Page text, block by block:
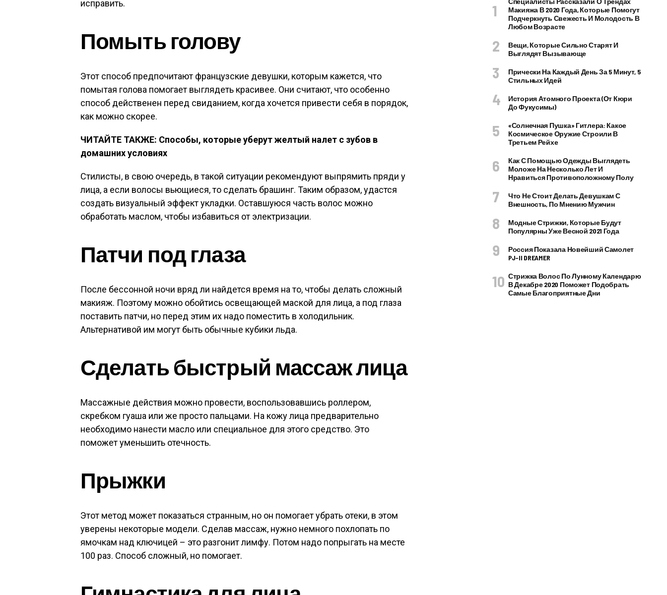
исправить.
Помыть голову
Этот способ предпочитают французские девушки, которым кажется, что
помытая голова помогает выглядеть красивее. Они считают, что особенно
способ действенен перед свиданием, когда хочется привести себя в порядок,
как можно скорее.
ЧИТАЙТЕ ТАКЖЕ: Способы, которые уберут желтый налет с зубов в
домашних условиях
Стилисты, в свою очередь, в такой ситуации рекомендуют выпрямить пряди у
лица, а если волосы вьющиеся, то сделать брашинг. Таким образом, удастся
создать визуальный эффект укладки. Оставшуюся часть волос можно
обработать маслом, чтобы избавиться от электризации.
Патчи под глаза
После бессонной ночи вряд ли найдется время на то, чтобы делать сложный
макияж. Поэтому можно обойтись освещающей маской для лица, а под глаза
поставить патчи, но перед этим их надо поместить в холодильник.
Альтернативой им могут быть обычные кубики льда.
Сделать быстрый массаж лица
Массажные действия можно провести, воспользовавшись роллером,
скребком гуаша или же просто пальцами. На кожу лица предварительно
необходимо нанести масло или специальное для этого средство. Это
поможет уменьшить отечность.
Прыжки
Этот метод может показаться странным, но он помогает убрать отеки, в этом
уверены некоторые модели. Сделав массаж, нужно немного похлопать по
ямочкам над ключицей – это разгонит лимфу. Потом надо попрыгать на месте
100 раз. Способ сложный, но помогает.
Макияжа В 2020 Года, Которые Помогут
Подчеркнуть Свежесть И Молодость В
Любом Возрасте
Вещи, Которые Сильно Старят И
Выглядят Вызывающе
Прически На Каждый День За 5 Минут, 5
Стильных Идей
История Атомного Проекта (от Кюри
До Фукусимы)
«Солнечная Пушка» Гитлера: Какое
Космическое Оружие Строили В
Третьем Рейхе
Как С Помощью Одежды Выглядеть
Моложе На Несколько Лет И
Нравиться Противоположному Полу
Что Не Стоит Делать Девушкам С
Внешность, По Мнению Мужчин
Модные Стрижки, Которые Будут
Популярны Уже Весной 2021 Года
Россия Показала Новейший Самолет
PJ–II DREAMER
Стрижка Волос По Лунному Календарю
В Декабре 2020 Поможет Подобрать
Самые Благоприятные Дни